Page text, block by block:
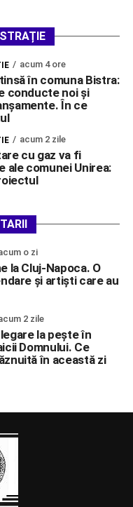
acum 4 ore
în comuna Bistra:
conducte noi și
În ce
acum 2 zile
cu gaz va fi
ale comunei Unirea:
o zi
la Cluj-Napoca. O
și artiști care au
2 zile
la pește în
Domnului. Ce
în această zi